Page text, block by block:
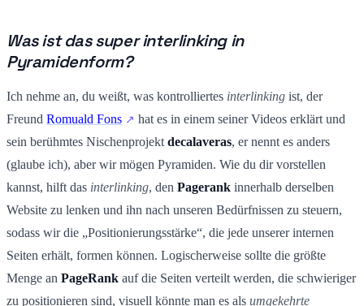
Was ist das super interlinking in
Pyramidenform?
Ich nehme an, du weißt, was kontrolliertes interlinking ist, der
Freund Romuald Fons
hat es in einem seiner Videos erklärt und
sein berühmtes Nischenprojekt decalaveras, er nennt es anders
(glaube ich), aber wir mögen Pyramiden. Wie du dir vorstellen
kannst, hilft das interlinking, den Pagerank innerhalb derselben
Website zu lenken und ihn nach unseren Bedürfnissen zu steuern,
sodass wir die „Positionierungsstärke“, die jede unserer internen
Seiten erhält, formen können. Logischerweise sollte die größte
Menge an PageRank auf die Seiten verteilt werden, die schwieriger
zu positionieren sind, visuell könnte man es als umgekehrte